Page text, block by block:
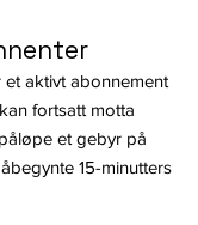
aktivt abonnement
fortsatt motta
et gebyr på
15-minutters